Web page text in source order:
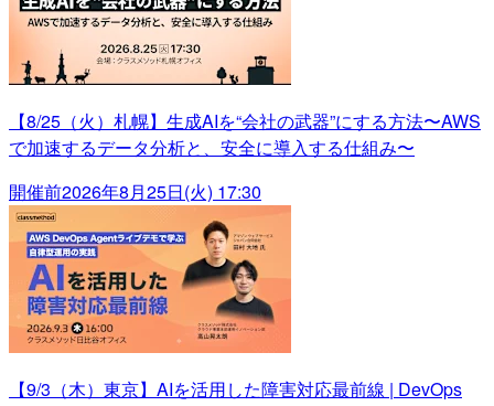
【8/25（火）札幌】生成AIを“会社の武器”にする方法〜AWS
で加速するデータ分析と、安全に導入する仕組み〜
開催前2026年8月25日(火) 17:30
【9/3（木）東京】AIを活用した障害対応最前線 | DevOps